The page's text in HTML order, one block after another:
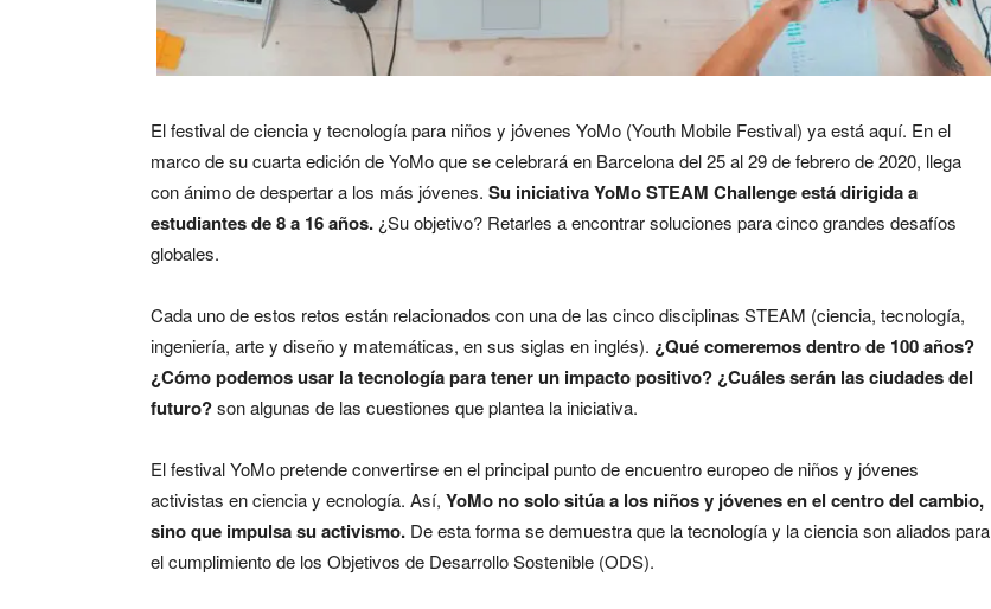
El festival de ciencia y tecnología para niños y jóvenes YoMo (Youth Mobile Festival) ya está aquí. En el
marco de su cuarta edición de YoMo que se celebrará en Barcelona del 25 al 29 de febrero de 2020, llega
con ánimo de despertar a los más jóvenes. Su iniciativa YoMo STEAM Challenge está dirigida a
estudiantes de 8 a 16 años. ¿Su objetivo? Retarles a encontrar soluciones para cinco grandes desafíos
globales.
Cada uno de estos retos están relacionados con una de las cinco disciplinas STEAM (ciencia, tecnología,
ingeniería, arte y diseño y matemáticas, en sus siglas en inglés). ¿Qué comeremos dentro de 100 años?
¿Cómo podemos usar la tecnología para tener un impacto positivo? ¿Cuáles serán las ciudades del
futuro?son algunas de las cuestiones que plantea la iniciativa.
El festival YoMo pretende convertirse en el principal punto de encuentro europeo de niños y jóvenes
activistas en ciencia y ecnología. Así, YoMo no solo sitúa a los niños y jóvenes en el centro del cambio,
sino que impulsa su activismo. De esta forma se demuestra que la tecnología y la ciencia son aliados para
el cumplimiento de los Objetivos de Desarrollo Sostenible (ODS).